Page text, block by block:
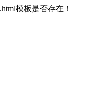
模板是否存在！